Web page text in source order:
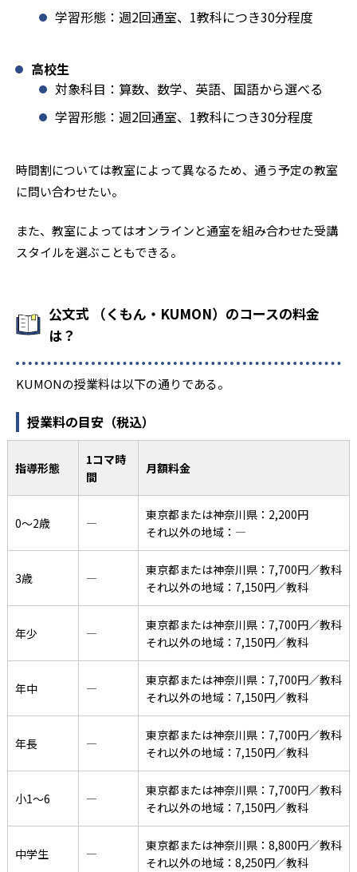
学習形態：週2回通室、1教科につき30分程度
高校生
対象科目：算数、数学、英語、国語から選べる
学習形態：週2回通室、1教科につき30分程度
時間割については教室によって異なるため、通う予定の教室
に問い合わせたい。
また、教室によってはオンラインと通室を組み合わせた受講
スタイルを選ぶこともできる。
公文式 （くもん・KUMON）のコースの料金
は？
KUMONの授業料は以下の通りである。
授業料の目安（税込）
指導形態
1コマ時
間
月額料金
0〜2歳 ―
東京都または神奈川県：2,200円
それ以外の地域：―
3歳 ―
東京都または神奈川県：7,700円／教科
それ以外の地域：7,150円／教科
年少 ―
東京都または神奈川県：7,700円／教科
それ以外の地域：7,150円／教科
年中 ―
東京都または神奈川県：7,700円／教科
それ以外の地域：7,150円／教科
年長 ―
東京都または神奈川県：7,700円／教科
それ以外の地域：7,150円／教科
小1〜6 ―
東京都または神奈川県：7,700円／教科
それ以外の地域：7,150円／教科
中学生 ―
東京都または神奈川県：8,800円／教科
それ以外の地域：8,250円／教科